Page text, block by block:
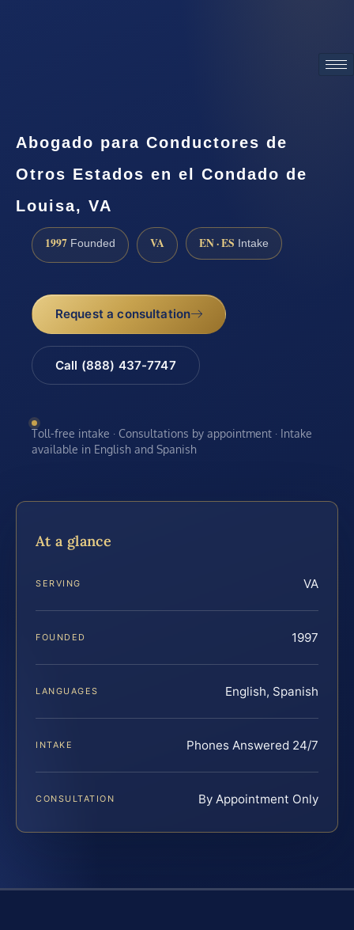
Abogado para Conductores de
Otros Estados en el Condado de
Louisa, VA
1997 Founded VA EN · ES Intake
Request a consultation
Call (888) 437-7747
Toll-free intake · Consultations by appointment · Intake
available in English and Spanish
At a glance
SERVING VA
FOUNDED 1997
LANGUAGES English, Spanish
INTAKE Phones Answered 24/7
CONSULTATION By Appointment Only